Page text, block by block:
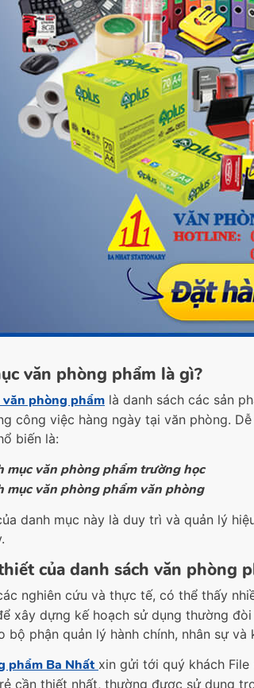
văn phòng phẩm là gì?
văn phòng phẩm là danh sách các sản
công việc hàng ngày tại văn phòng.
biến là:
mục văn phòng phẩm trường học
mục văn phòng phẩm văn phòng
danh mục này là duy trì và quản lý
của danh sách văn phòng
nghiên cứu và thực tế, có thể thấy
xây dựng kế hoạch sử dụng thường
bộ phận quản lý hành chính, nhân sự và
phẩm Ba Nhất xin gửi tới quý khách
cần thiết nhất, thường được sử dụng